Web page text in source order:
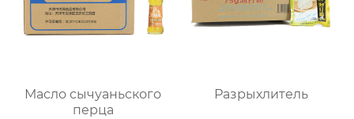
Масло сычуаньского
перца
Разрыхлитель